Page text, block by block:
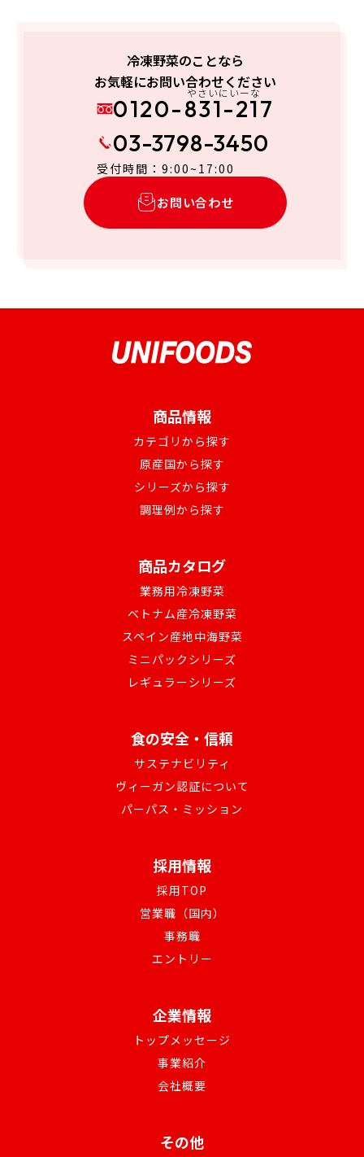
冷凍野菜のことなら
お気軽にお問い合わせください
0120-831-217
やさいにいーな
03-3798-3450
受付時間：9:00~17:00
お問い合わせ
商品情報
カテゴリから探す
原産国から探す
シリーズから探す
調理例から探す
商品カタログ
業務用冷凍野菜
ベトナム産冷凍野菜
スペイン産地中海野菜
ミニパックシリーズ
レギュラーシリーズ
食の安全・信頼
サステナビリティ
ヴィーガン認証について
パーパス・ミッション
採用情報
採用TOP
営業職（国内）
事務職
エントリー
企業情報
トップメッセージ
事業紹介
会社概要
その他